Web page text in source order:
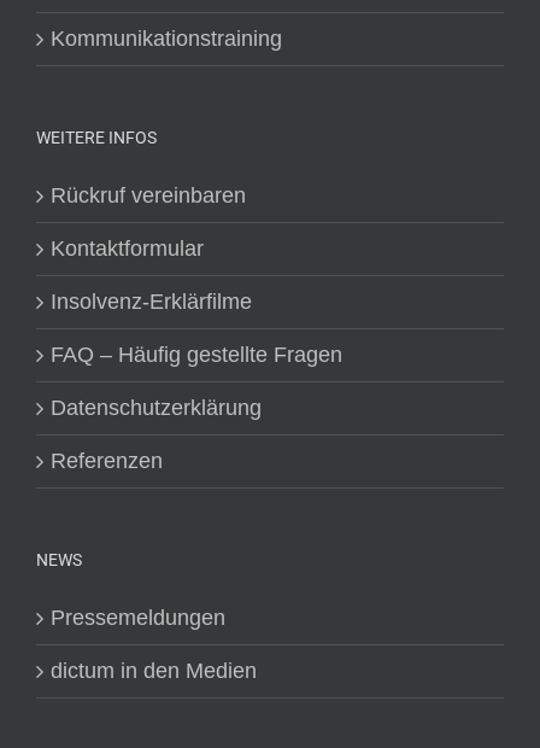
Kommunikationstraining
WEITERE INFOS
Rückruf vereinbaren
Kontaktformular
Insolvenz-Erklärfilme
FAQ – Häufig gestellte Fragen
Datenschutzerklärung
Referenzen
NEWS
Pressemeldungen
dictum in den Medien